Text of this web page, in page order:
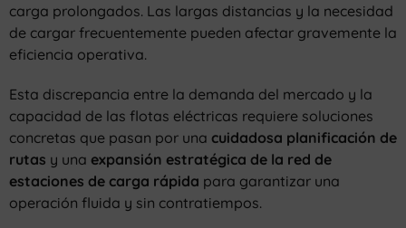
carga prolongados. Las largas distancias y la necesidad
de cargar frecuentemente pueden afectar gravemente la
eficiencia operativa.
Esta discrepancia entre la demanda del mercado y la
capacidad de las flotas eléctricas requiere soluciones
concretas que pasan por una cuidadosa planificación de
rutas y una expansión estratégica de la red de
estaciones de carga rápida para garantizar una
operación fluida y sin contratiempos.